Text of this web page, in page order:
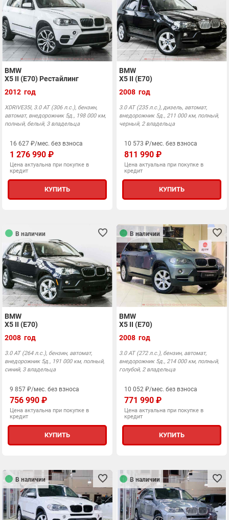
BMW
X5 II (E70) Рестайлинг
2012 год
XDRIVE35I, 3.0 АТ (306 л.с.), бензин,
автомат, внедорожник 5д., 198 000 км,
полный, белый, 3 владельца
16 627 ₽/мес. без взноса
1 276 990 ₽
Цена актуальна при покупке в
кредит
КУПИТЬ
BMW
X5 II (E70)
2008 год
3.0 АТ (235 л.с.), дизель, автомат,
внедорожник 5д., 211 000 км, полный,
черный, 2 владельца
10 573 ₽/мес. без взноса
811 990 ₽
Цена актуальна при покупке в
кредит
КУПИТЬ
В наличии
BMW
X5 II (E70)
2008 год
3.0 АТ (264 л.с.), бензин, автомат,
внедорожник 5д., 191 000 км, полный,
синий, 3 владельца
9 857 ₽/мес. без взноса
756 990 ₽
Цена актуальна при покупке в
кредит
КУПИТЬ
В наличии
BMW
X5 II (E70)
2008 год
3.0 АТ (272 л.с.), бензин, автомат,
внедорожник 5д., 214 000 км, полный,
голубой, 2 владельца
10 052 ₽/мес. без взноса
771 990 ₽
Цена актуальна при покупке в
кредит
КУПИТЬ
В наличии В наличии